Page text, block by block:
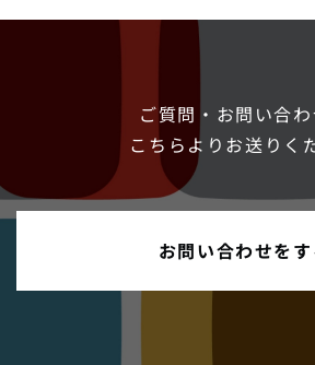
ご質問・お問い合
こちらよりお送りく
お問い合わせをす